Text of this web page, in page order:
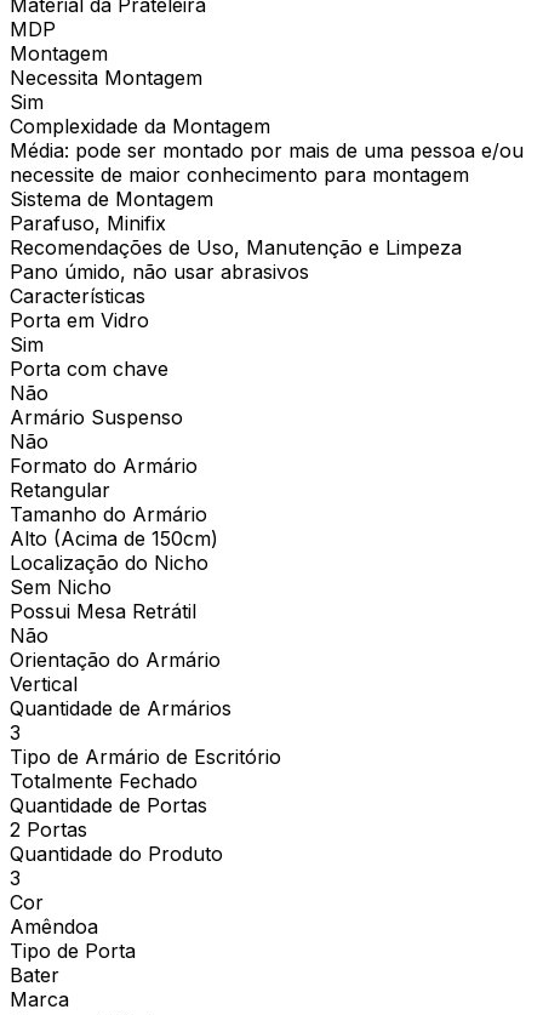
MDP
Montagem
Necessita Montagem
Sim
Complexidade da Montagem
Média: pode ser montado por mais de uma pessoa e/ou
necessite de maior conhecimento para montagem
Sistema de Montagem
Parafuso, Minifix
Recomendações de Uso, Manutenção e Limpeza
Pano úmido, não usar abrasivos
Características
Porta em Vidro
Sim
Porta com chave
Não
Armário Suspenso
Não
Formato do Armário
Retangular
Tamanho do Armário
Alto (Acima de 150cm)
Localização do Nicho
Sem Nicho
Possui Mesa Retrátil
Não
Orientação do Armário
Vertical
Quantidade de Armários
3
Tipo de Armário de Escritório
Totalmente Fechado
Quantidade de Portas
2 Portas
Quantidade do Produto
3
Cor
Amêndoa
Tipo de Porta
Bater
Marca